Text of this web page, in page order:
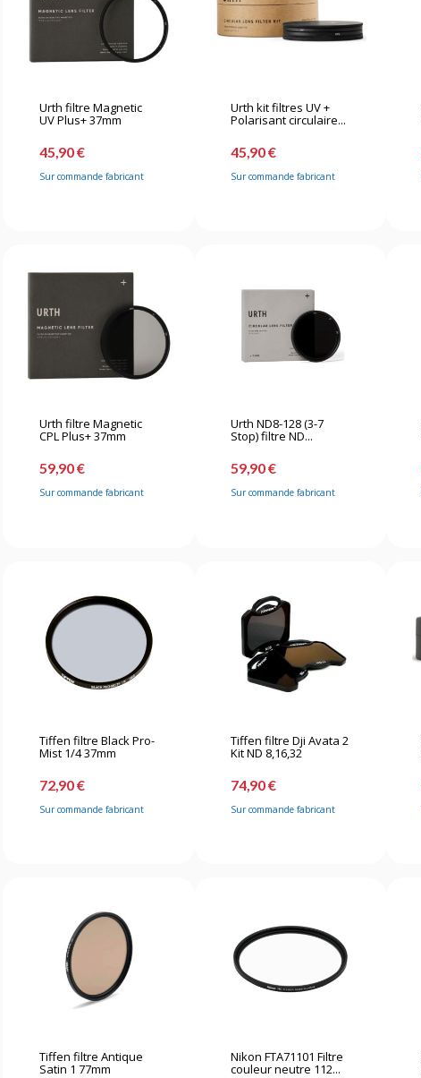
Urth filtre Magnetic
UV Plus+ 37mm
45,90 €
Sur commande fabricant
Urth kit filtres UV +
Polarisant circulaire...
45,90 €
Sur commande fabricant
Urth filtre Magnetic
CPL Plus+ 37mm
59,90 €
Sur commande fabricant
Urth ND8-128 (3-7
Stop) filtre ND...
59,90 €
Sur commande fabricant
Tiffen filtre Black Pro-
Mist 1/4 37mm
72,90 €
Sur commande fabricant
Tiffen filtre Dji Avata 2
Kit ND 8,16,32
74,90 €
Sur commande fabricant
Tiffen filtre Antique
Satin 1 77mm
Nikon FTA71101 Filtre
couleur neutre 112...